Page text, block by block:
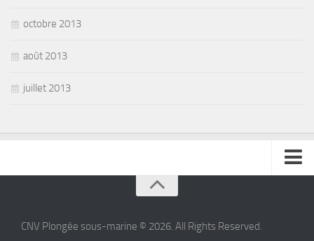
octobre 2013
août 2013
juillet 2013
CNV Plongée sous-marine © 2026. All Rights Reserved.